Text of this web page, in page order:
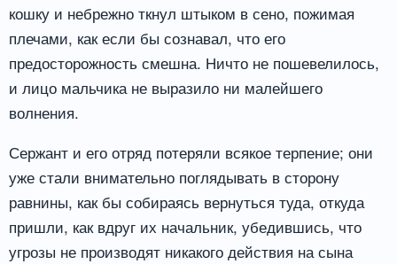
кошку и небрежно ткнул штыком в сено, пожимая
плечами, как если бы сознавал, что его
предосторожность смешна. Ничто не пошевелилось,
и лицо мальчика не выразило ни малейшего
волнения.
Сержант и его отряд потеряли всякое терпение; они
уже стали внимательно поглядывать в сторону
равнины, как бы собираясь вернуться туда, откуда
пришли, как вдруг их начальник, убедившись, что
угрозы не производят никакого действия на сына